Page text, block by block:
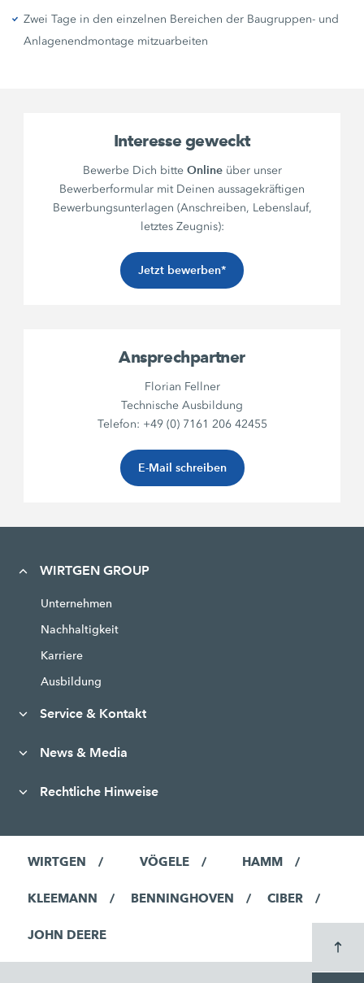
Zwei Tage in den einzelnen Bereichen der Baugruppen- und
Anlagenendmontage mitzuarbeiten
Interesse geweckt
Bewerbe Dich bitte Onlineüber unser
Bewerberformular mit Deinen aussagekräftigen
Bewerbungsunterlagen (Anschreiben, Lebenslauf,
letztes Zeugnis):
Jetzt bewerben*
Ansprechpartner
Florian Fellner
Technische Ausbildung
Telefon: +49 (0) 7161 206 42455
E-Mail schreiben
WIRTGEN GROUP
Unternehmen
Nachhaltigkeit
Karriere
Ausbildung
Service & Kontakt
News & Media
Rechtliche Hinweise
WIRTGEN VÖGELE HAMM
KLEEMANN BENNINGHOVEN CIBER
JOHN DEERE